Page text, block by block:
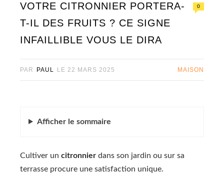
VOTRE CITRONNIER PORTERA-
T-IL DES FRUITS ? CE SIGNE
INFAILLIBLE VOUS LE DIRA
0
PAR PAUL LE 22 MARS 2025 MAISON
Afficher le sommaire
Cultiver un citronnier dans son jardin ou sur sa
terrasse procure une satisfaction unique.